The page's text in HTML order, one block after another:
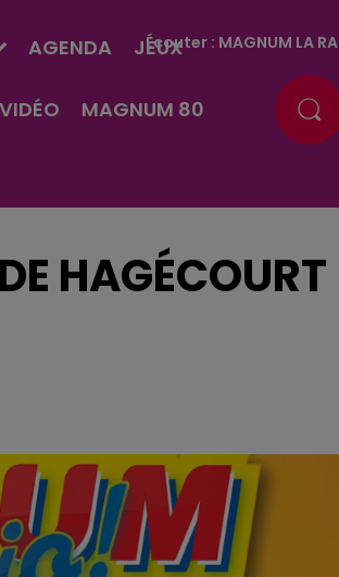
AGENDA JEUX
MAGNUM 80
Écouter : MAGNUM LA
HAGÉCOURT